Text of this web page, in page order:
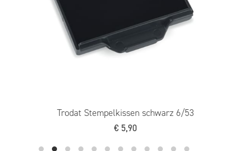
Trodat Stempelkissen schwarz 6/53
€5,90